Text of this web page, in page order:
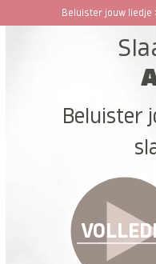
Beluister jouw liedje
Open
Close
Beluister